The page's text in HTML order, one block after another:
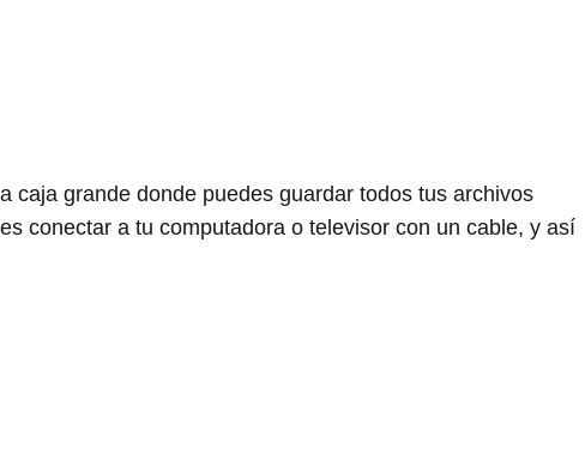
caja grande donde puedes guardar todos tus archivos
conectar a tu computadora o televisor con un cable, y así